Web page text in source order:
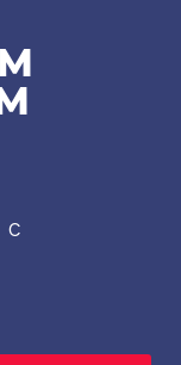
с